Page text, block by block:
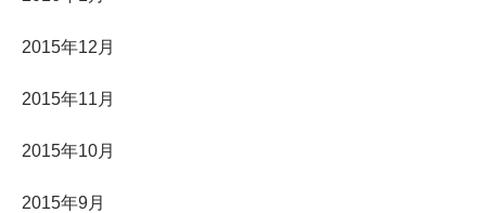
2015年12月
2015年11月
2015年10月
2015年9月